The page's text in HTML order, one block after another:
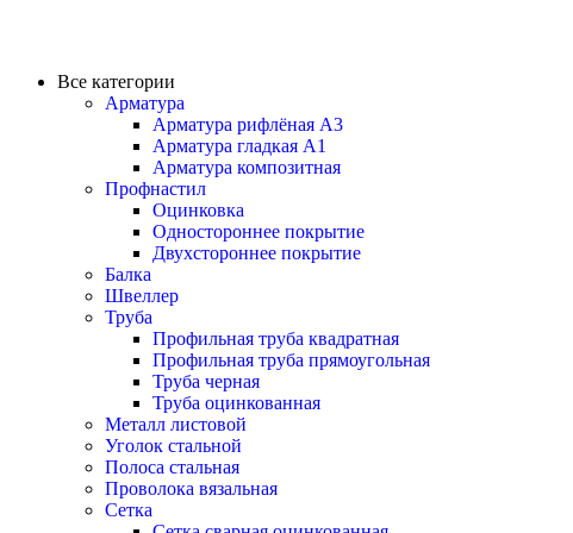
Все категории
Арматура
Арматура рифлёная А3
Арматура гладкая А1
Арматура композитная
Профнастил
Оцинковка
Одностороннее покрытие
Двухстороннее покрытие
Балка
Швеллер
Труба
Профильная труба квадратная
Профильная труба прямоугольная
Труба черная
Труба оцинкованная
Металл листовой
Уголок стальной
Полоса стальная
Проволока вязальная
Сетка